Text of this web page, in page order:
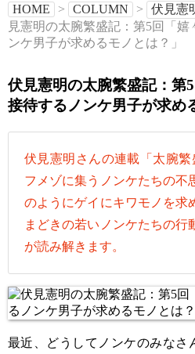
HOME > COLUMN > 伏見憲
見憲明の太腕繁盛記：第5回「
ンケ男子が求めるモノとは？」
伏見憲明の太腕繁盛記：第
接待するノンケ男子が求め
伏見憲明さんの連載「太腕
フメゾに集うノンケたちの不
のようにゲイにキワモノを求
まどきの若いノンケたちの行
が読み解きます。
最近、どうしてノンケのみなさ